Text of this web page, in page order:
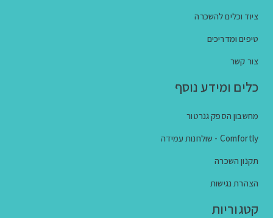
ציוד וכלים להשכרה
טיפים ומדריכים
צור קשר
כלים ומידע נוסף
מחשבון הספק גנרטור
Comfortly - שולחנות עמידה
תקנון השכרה
הצהרת נגישות
קטגוריות